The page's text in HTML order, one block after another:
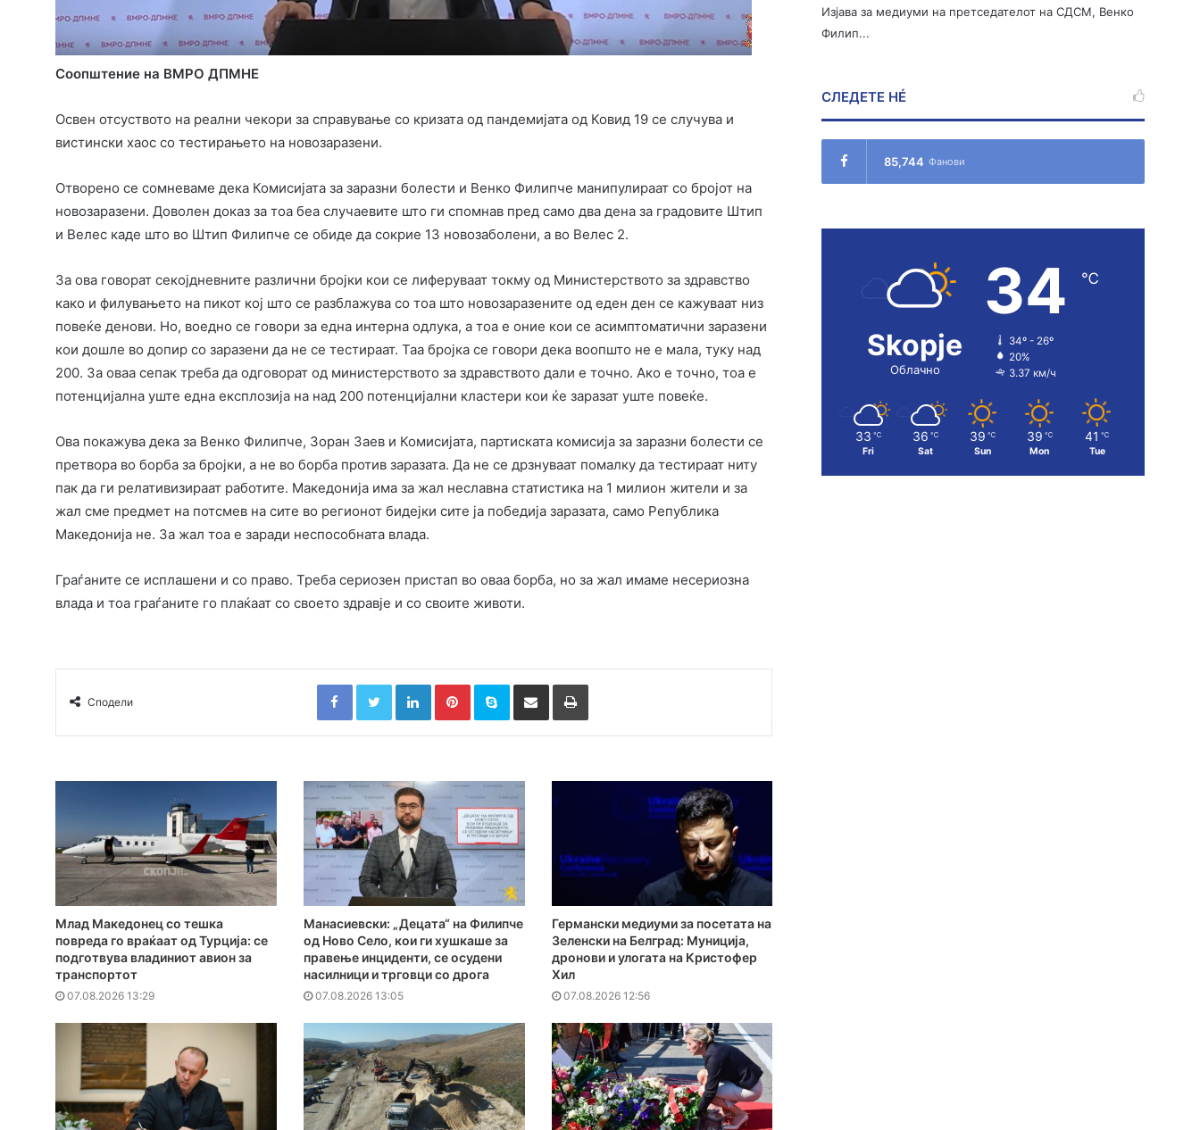
Соопштение на ВМРО ДПМНЕ
Освен отсуството на реални чекори за справување со кризата од пандемијата од Ковид 19 се случува и
вистински хаос со тестирањето на новозаразени.
Отворено се сомневаме дека Комисијата за заразни болести и Венко Филипче манипулираат со бројот на
новозаразени. Доволен доказ за тоа беа случаевите што ги спомнав пред само два дена за градовите Штип
и Велес каде што во Штип Филипче се обиде да сокрие 13 новозаболени, а во Велес 2.
За ова говорат секојдневните различни бројки кои се лиферуваат токму од Министерството за здравство
како и филувањето на пикот кој што се разблажува со тоа што новозаразените од еден ден се кажуваат низ
повеќе денови. Но, воедно се говори за една интерна одлука, а тоа е оние кои се асимптоматични заразени
кои дошле во допир со заразени да не се тестираат. Таа бројка се говори дека воопшто не е мала, туку над
200. За оваа сепак треба да одговорат од министерството за здравството дали е точно. Ако е точно, тоа е
потенцијална уште една експлозија на над 200 потенцијални кластери кои ќе заразат уште повеќе.
Ова покажува дека за Венко Филипче, Зоран Заев и Комисијата, партиската комисија за заразни болести се
претвора во борба за бројки, а не во борба против заразата. Да не се дрзнуваат помалку да тестираат ниту
пак да ги релативизираат работите. Македонија има за жал неславна статистика на 1 милион жители и за
жал сме предмет на потсмев на сите во регионот бидејки сите ја победија заразата, само Република
Македонија не. За жал тоа е заради неспособната влада.
Граѓаните се исплашени и со право. Треба сериозен пристап во оваа борба, но за жал имаме несериозна
влада и тоа граѓаните го плаќаат со своето здравје и со своите животи.
Сподели
FacebookTwitterLinkedInPinterestSkype Сподели преку Е-маил Испринтај
Млад Македонец со тешка
повреда го враќаат од Турција: се
подготвува владиниот авион за
транспортот
07.08.2026 13:29
Манасиевски: „Децата“ на Филипче
од Ново Село, кои ги хушкаше за
правење инциденти, се осудени
насилници и трговци со дрога
07.08.2026 13:05
Германски медиуми за посетата на
Зеленски на Белград: Муниција,
дронови и улогата на Кристофер
Хил
07.08.2026 12:56
Изјава за медиуми на претседателот на СДСМ, Венко
Филип...
СЛЕДЕТЕ НÉ
85,744 Фанови
Skopje
Облачно
34 ℃
34º - 26º
20%
3.37 км/ч
33 ℃
Fri
36 ℃
Sat
39 ℃
Sun
39 ℃
Mon
41 ℃
Tue